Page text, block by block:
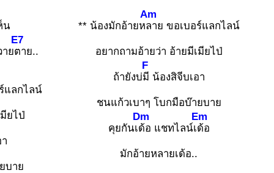
น
ย
E7
ตาย..
แลกไลน์
ยไป่
บาย
** น้องมักอ้ายห
Am
ลาย ขอเบอร์แลกไลน์
อยากถามอ้ายว่า อ้ายมีเมียไป่
ถ้ายังบ่
F
มี น้องสิจีบเอา
ชนแก้วเบาๆ โบกมือบ๊ายบาย
คุยกันเ
Dm
ด้อ แชทไลน์เ
Em
ด้อ
มักอ้ายหลายเด้อ..